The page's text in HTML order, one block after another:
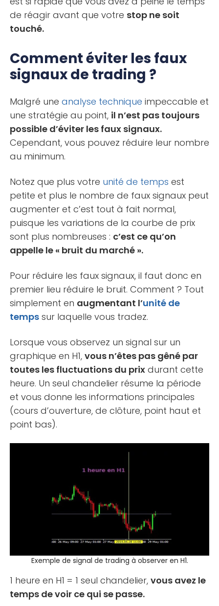
de réagir avant que votre stop ne soit
touché.
Comment éviter les faux
signaux de trading ?
Malgré une analyse technique impeccable et
une stratégie au point, il n’est pas toujours
possible d’éviter les faux signaux.
Cependant, vous pouvez réduire leur nombre
au minimum.
Notez que plus votre unité de temps est
petite et plus le nombre de faux signaux peut
augmenter et c’est tout à fait normal,
puisque les variations de la courbe de prix
sont plus nombreuses : c’est ce qu’on
appelle le « bruit du marché ».
Pour réduire les faux signaux, il faut donc en
premier lieu réduire le bruit. Comment ? Tout
simplement en augmentant l’unité de
temps sur laquelle vous tradez.
Lorsque vous observez un signal sur un
graphique en H1, vous n’êtes pas gêné par
toutes les fluctuations du prix durant cette
heure. Un seul chandelier résume la période
et vous donne les informations principales
(cours d’ouverture, de clôture, point haut et
point bas).
Exemple de signal de trading à observer en H1.
1 heure en H1 = 1 seul chandelier, vous avez le
temps de voir ce qui se passe.